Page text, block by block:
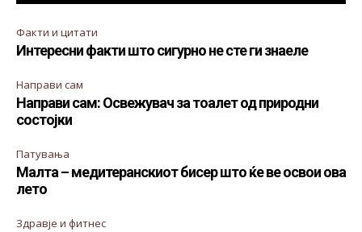
Факти и цитати
Интересни факти што сигурно не сте ги знаеле
Направи сам
Направи сам: Освежувач за тоалет од природни
состојки
Патувања
Малта – медитеранскиот бисер што ќе ве освои ова
лето
Здравје и фитнес